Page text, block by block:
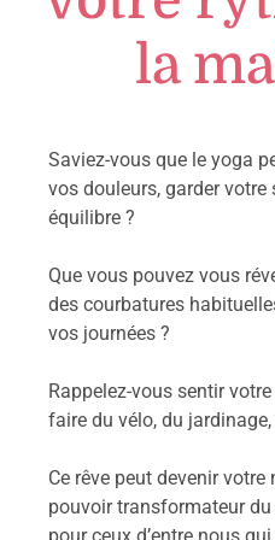
la
Saviez-vous que le yoga
vos douleurs, garder
équilibre ?
Que vous pouvez vous
des courbatures
vos journées ?
Rappelez-vous sentir
faire du vélo, du
Ce rêve peut devenir
pouvoir transformateur
pour ceux d’entre nous